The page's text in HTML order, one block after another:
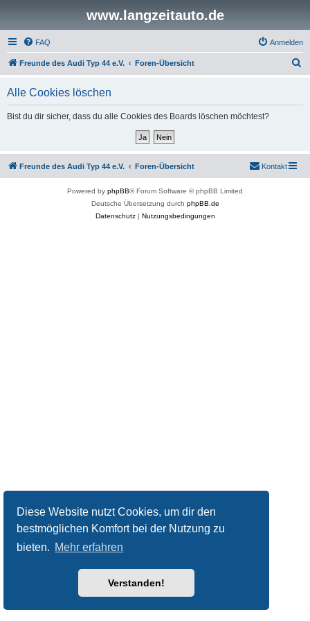
Diese Website nutzt Cookies, um dir den
bestmöglichen Komfort bei der Nutzung zu
bieten. Mehr erfahren
Verstanden!
www.langzeitauto.de
FAQ Anmelden
Freunde des Audi Typ 44 e.V. Foren-Übersicht
Alle Cookies löschen
Bist du dir sicher, dass du alle Cookies des Boards löschen möchtest?
Freunde des Audi Typ 44 e.V. Foren-Übersicht Kontakt
Powered by phpBB® Forum Software © phpBB Limited
Deutsche Übersetzung durch phpBB.de
Datenschutz| Nutzungsbedingungen